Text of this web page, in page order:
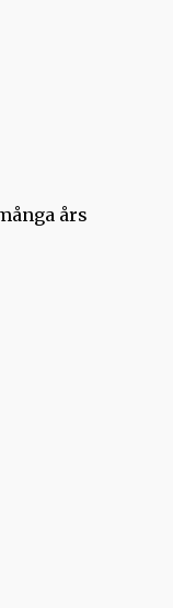
års